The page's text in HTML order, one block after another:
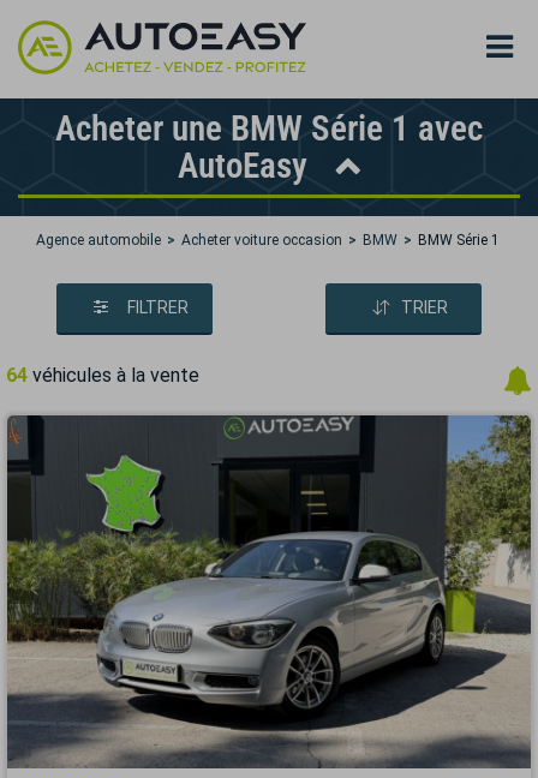
Acheter une BMW Série 1 avec
AutoEasy
Agence automobile Acheter voiture occasion BMW BMW Série 1
FILTRER TRIER
64 véhicules à la vente